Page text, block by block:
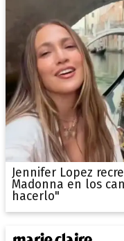
Jennifer Lopez
Madonna en los
hacerlo"